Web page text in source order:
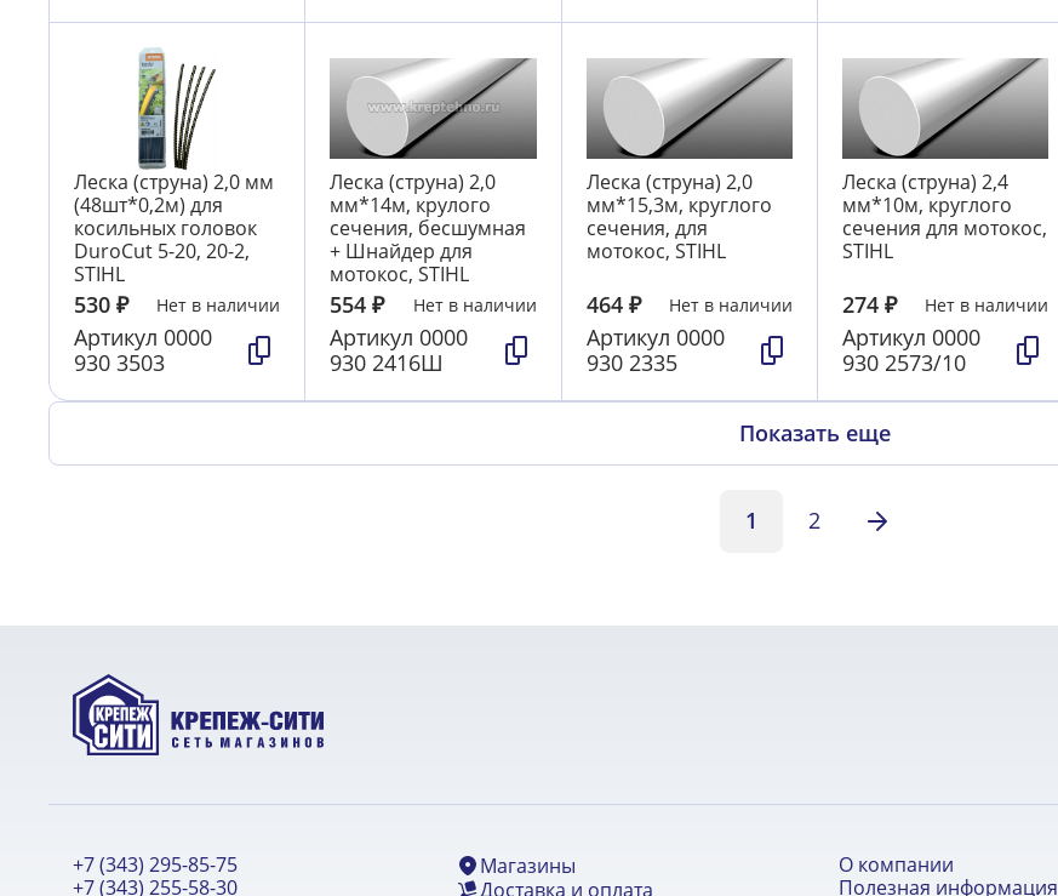
Леска (струна) 2,0 мм
(48шт*0,2м) для
косильных головок
DuroCut 5-20, 20-2,
STIHL
530 ₽ Нет в наличии
Артикул 0000
930 3503
Леска (струна) 2,0
мм*14м, крулого
сечения, бесшумная
+ Шнайдер для
мотокос, STIHL
554₽ Нет в наличии
Артикул 0000
930 2416Ш
Леска (струна) 2,0
мм*15,3м, круглого
сечения, для
мотокос, STIHL
464 ₽ Нет в наличии
Артикул 0000
930 2335
Леска (струна) 2,4
мм*10м, круглого
сечения для мотокос,
STIHL
274 ₽ Нет в наличии
Артикул 0000
930 2573/10
Показать еще
1 2
+7 (343) 295-85-75
+7 (343) 255-58-30
Магазины
Доставка и оплата
О компании
Полезная информация